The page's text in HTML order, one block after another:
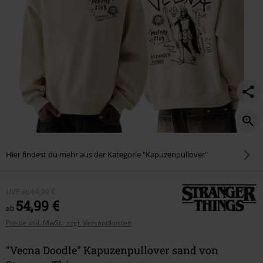
Hier findest du mehr aus der Kategorie "Kapuzenpullover"
UVP ab 64,99 €
ab 54,99 €
Preise inkl. MwSt., zzgl. Versandkosten
"Vecna Doodle" Kapuzenpullover sand von